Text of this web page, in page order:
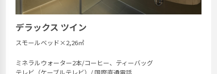
デラックス ツイン
スモールベッド×2,26㎡
ミネラルウォーター2本/コーヒー、ティーバッグ